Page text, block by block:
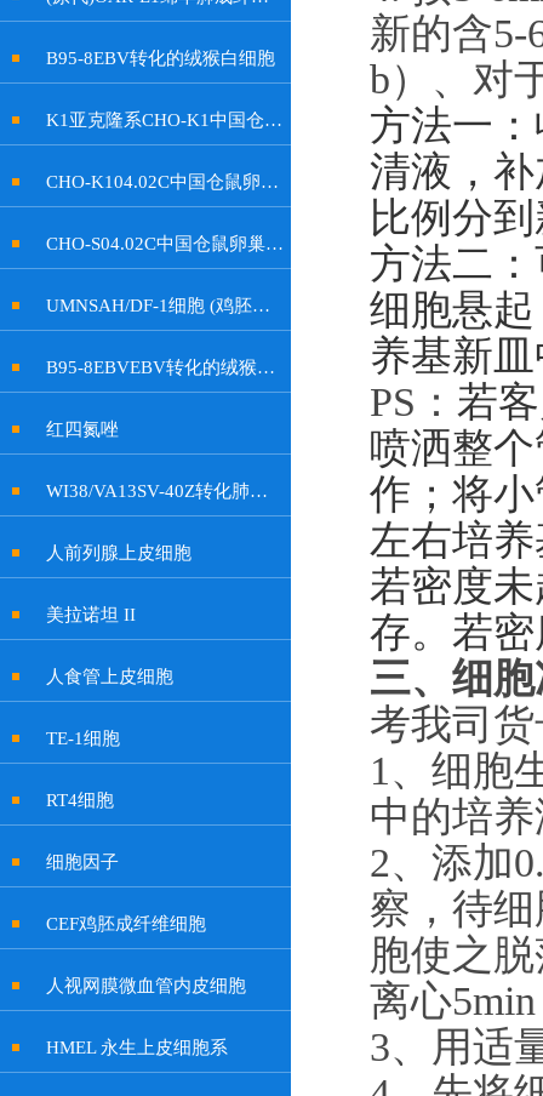
B95-8EBV转化的绒猴白细胞
K1亚克隆系CHO-K1中国仓鼠卵巢细胞
CHO-K104.02C中国仓鼠卵巢细胞
CHO-S04.02C中国仓鼠卵巢细胞
UMNSAH/DF-1细胞 (鸡胚成纤维细胞)
B95-8EBVEBV转化的绒猴白细胞
红四氮唑
WI38/VA13SV-40Z转化肺成纤维细胞
人前列腺上皮细胞
美拉诺坦 II
人食管上皮细胞
TE-1细胞
RT4细胞
细胞因子
CEF鸡胚成纤维细胞
人视网膜微血管内皮细胞
HMEL 永生上皮细胞系
新的含
b）、 对
方法一
清液，
比例分
方法二
细胞悬
养基新
PS： 若
喷洒整
作；将
左右培
若密度
存。若
三、 细
考我司
1 、 细胞
中的培
2、 添加
察，待
胞使之
离心
3、
用适